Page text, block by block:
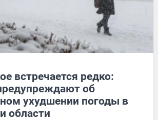
встречается редко:
об
ухудшении погоды в
области